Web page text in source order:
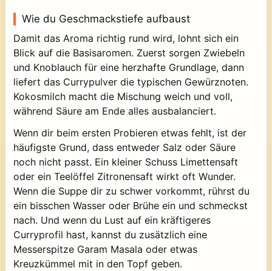
Wie du Geschmackstiefe aufbaust
Damit das Aroma richtig rund wird, lohnt sich ein
Blick auf die Basisaromen. Zuerst sorgen Zwiebeln
und Knoblauch für eine herzhafte Grundlage, dann
liefert das Currypulver die typischen Gewürznoten.
Kokosmilch macht die Mischung weich und voll,
während Säure am Ende alles ausbalanciert.
Wenn dir beim ersten Probieren etwas fehlt, ist der
häufigste Grund, dass entweder Salz oder Säure
noch nicht passt. Ein kleiner Schuss Limettensaft
oder ein Teelöffel Zitronensaft wirkt oft Wunder.
Wenn die Suppe dir zu schwer vorkommt, rührst du
ein bisschen Wasser oder Brühe ein und schmeckst
nach. Und wenn du Lust auf ein kräftigeres
Curryprofil hast, kannst du zusätzlich eine
Messerspitze Garam Masala oder etwas
Kreuzkümmel mit in den Topf geben.